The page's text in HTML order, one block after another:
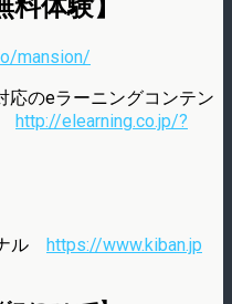
体験】
mansion/
応のeラーニングコンテン
http://elearning.co.jp/?
ル https://www.kiban.jp